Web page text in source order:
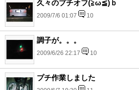
久々のプチオフ(≧ω≦)ｂ
2009/7/6 01:07 10
調子が。。。
2009/6/26 22:17 10
プチ作業しました